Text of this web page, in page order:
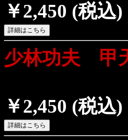
￥2,450 (税込)
少林功夫 甲
￥2,450 (税込)